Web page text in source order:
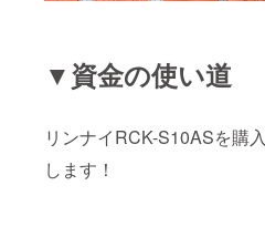
▼資金の使い道
リンナイRCK-S10ASを購入
します！